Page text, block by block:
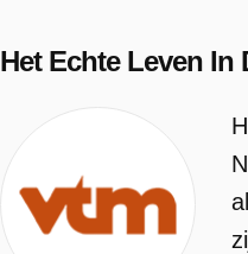
Het Echte Leven In